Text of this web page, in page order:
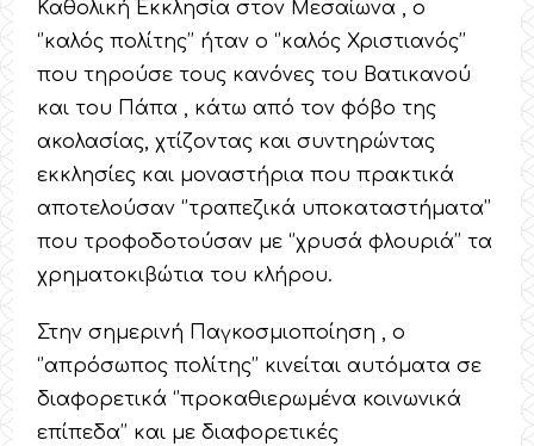
Καθολική Εκκλησία στον Μεσαίωνα , ο
‘’καλός πολίτης’’ ήταν ο ‘’καλός Χριστιανός’’
που τηρούσε τους κανόνες του Βατικανού
και του Πάπα , κάτω από τον φόβο της
ακολασίας, χτίζοντας και συντηρώντας
εκκλησίες και μοναστήρια που πρακτικά
αποτελούσαν ‘’τραπεζικά υποκαταστήματα’’
που τροφοδοτούσαν με ‘’χρυσά φλουριά’’ τα
χρηματοκιβώτια του κλήρου.
Στην σημερινή Παγκοσμιοποίηση , ο
‘’απρόσωπος πολίτης’’ κινείται αυτόματα σε
διαφορετικά ‘’προκαθιερωμένα κοινωνικά
επίπεδα’’ και με διαφορετικές